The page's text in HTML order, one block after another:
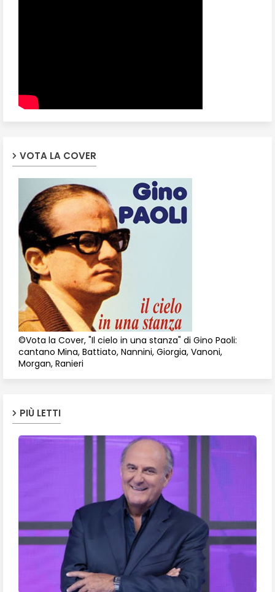
VOTA LA COVER
©Vota la Cover, "Il cielo in una stanza" di Gino Paoli:
cantano Mina, Battiato, Nannini, Giorgia, Vanoni,
Morgan, Ranieri
PIÙ LETTI